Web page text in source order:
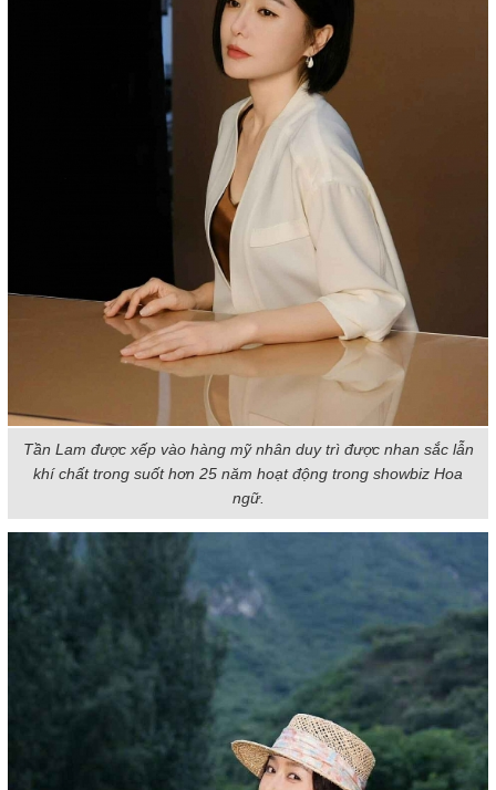
Tần Lam được xếp vào hàng mỹ nhân duy trì được nhan sắc lẫn
khí chất trong suốt hơn 25 năm hoạt động trong showbiz Hoa
ngữ.